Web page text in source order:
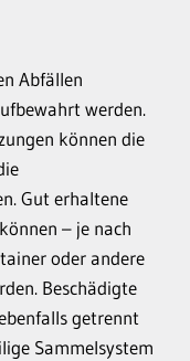
Abfällen
werden.
können die
Gut erhaltene
– je nach
oder andere
Beschädigte
getrennt
Sammelsystem